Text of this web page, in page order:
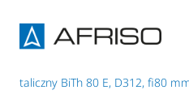
BiTh 80 E, D312, fi80